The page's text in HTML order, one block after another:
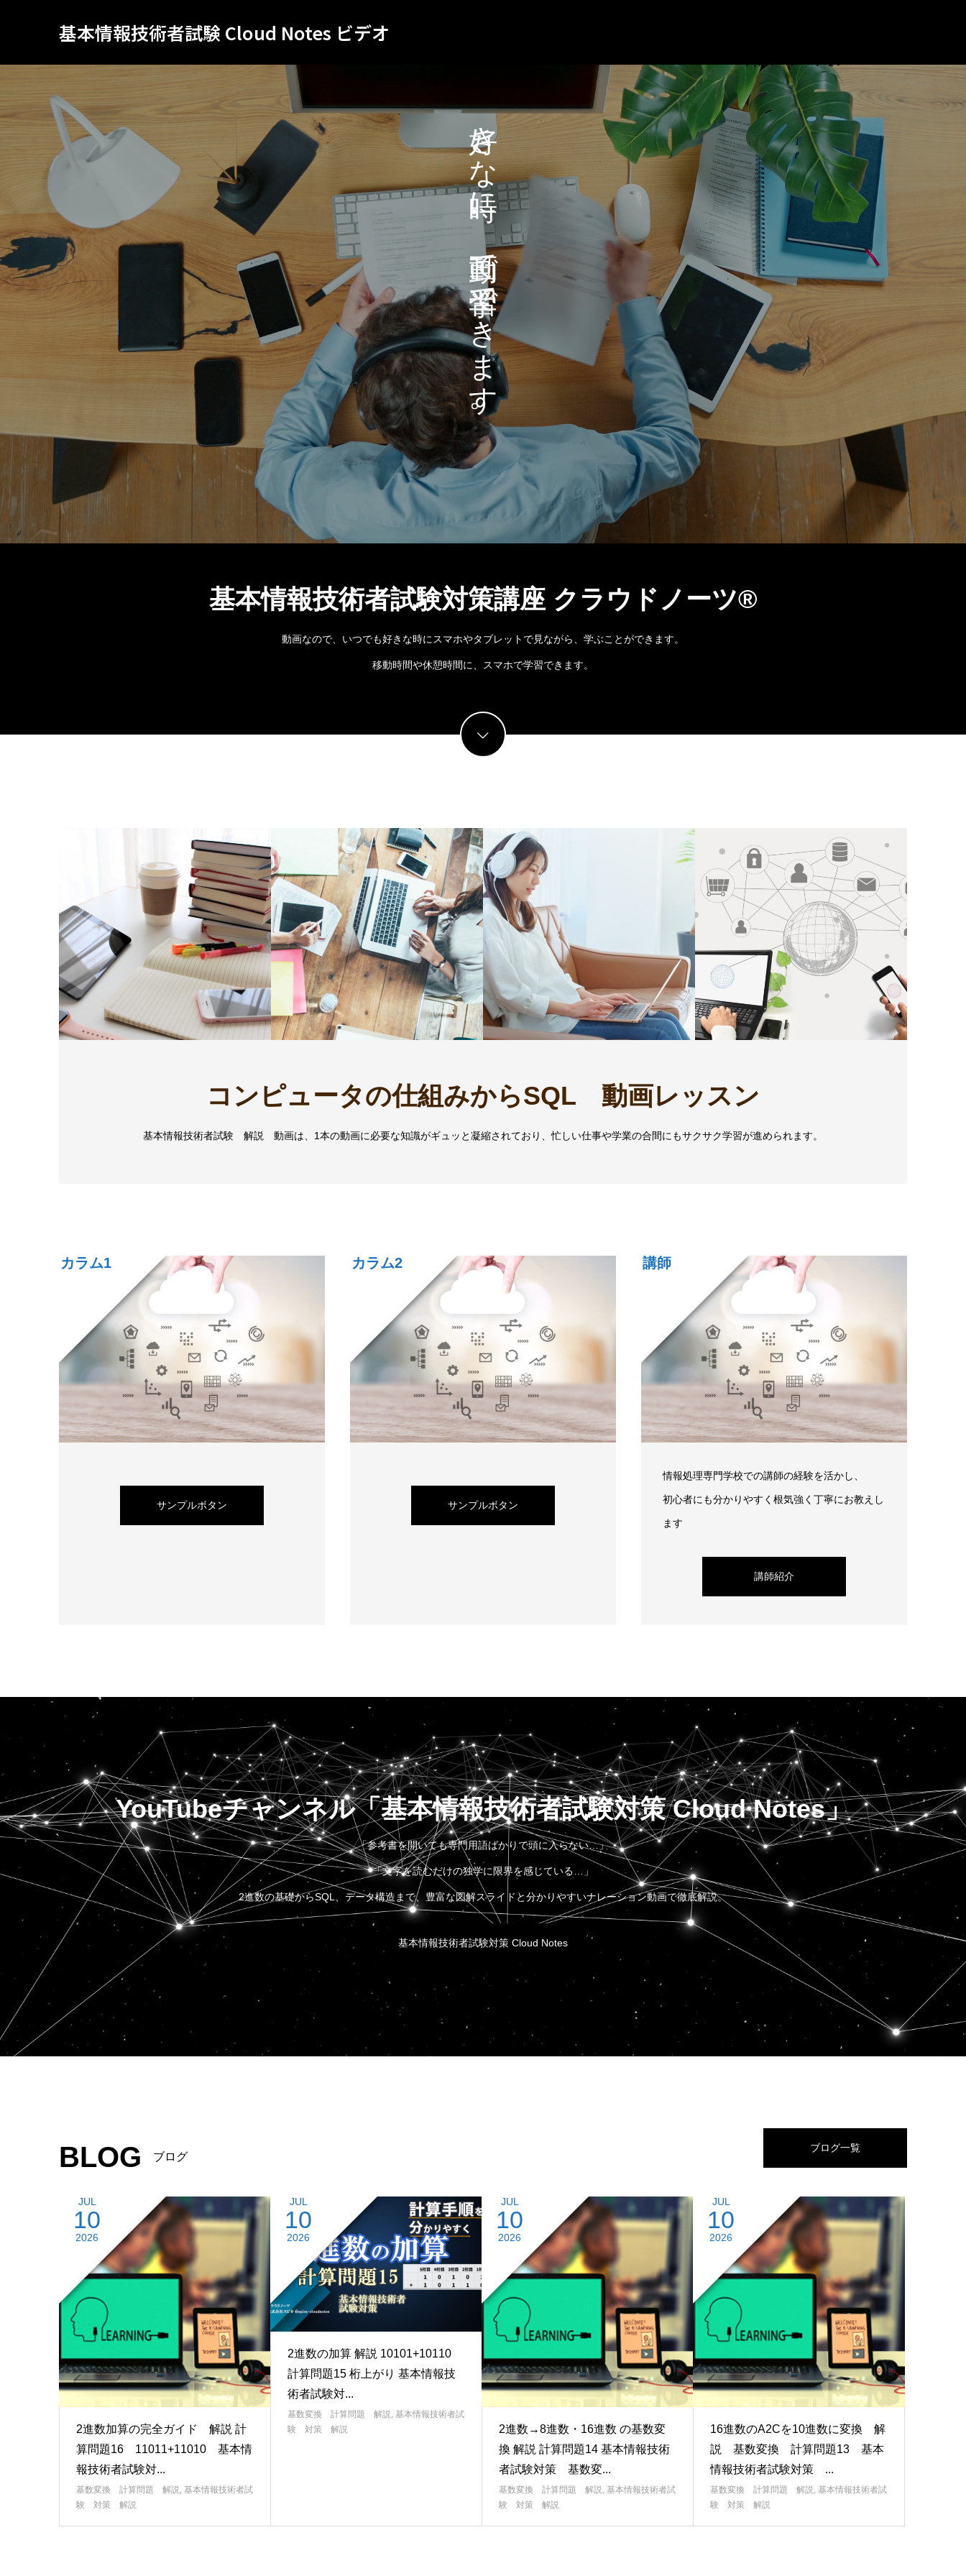
基本情報技術者試験 Cloud Notes ビデオ
き
な
に
、
で
で
き
ま
す
。
基本情報技術者試験対策講座 クラウドノーツ®
動画なので、いつでも好きな時にスマホやタブレットで見ながら、学ぶことができます。
移動時間や休憩時間に、スマホで学習できます。
コンピュータの仕組みからSQL 動画レッスン
基本情報技術者試験 解説 動画は、1本の動画に必要な知識がギュッと凝縮されており、忙しい仕事や学業の合間にもサクサク学習が進められます。
カラム1
サンプルボタン
カラム2
サンプルボタン
講師
情報処理専門学校での講師の経験を活かし、
初心者にも分かりやすく根気強く丁寧にお教えし
ます
講師紹介
YouTubeチャンネル「基本情報技術者試験対策 Cloud Notes」
「参考書を開いても専門用語ばかりで頭に入らない…」
「文字を読むだけの独学に限界を感じている…」
2進数の基礎からSQL、データ構造まで、豊富な図解スライドと分かりやすいナレーション動画で徹底解説。
基本情報技術者試験対策 Cloud Notes
BLOG ブログ
JUL
10
2026
2進数加算の完全ガイド 解説 計
算問題16 11011+11010 基本情
報技術者試験対...
基数変換 計算問題 解説
基本情報技術者試
験 対策 解説
JUL
10
2026
2進数の加算 解説 10101+10110
計算問題15 桁上がり 基本情報技
術者試験対...
基数変換 計算問題 解説
基本情報技術者試
験 対策 解説
JUL
10
2026
2進数→8進数・16進数 の基数変
換 解説 計算問題14 基本情報技術
者試験対策 基数変...
基数変換 計算問題 解説
基本情報技術者試
験 対策 解説
JUL
10
2026
16進数のA2Cを10進数に変換 解
説 基数変換 計算問題13 基本
情報技術者試験対策 ...
基数変換 計算問題 解説
基本情報技術者試
験 対策 解説
ブログ一覧